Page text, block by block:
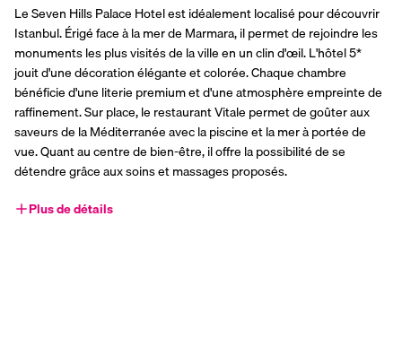
Le Seven Hills Palace Hotel est idéalement localisé pour découvrir
Istanbul. Érigé face à la mer de Marmara, il permet de rejoindre les
monuments les plus visités de la ville en un clin d'œil. L'hôtel 5*
jouit d'une décoration élégante et colorée. Chaque chambre
bénéficie d'une literie premium et d'une atmosphère empreinte de
raffinement. Sur place, le restaurant Vitale permet de goûter aux
saveurs de la Méditerranée avec la piscine et la mer à portée de
vue. Quant au centre de bien-être, il offre la possibilité de se
détendre grâce aux soins et massages proposés.
Plus de détails